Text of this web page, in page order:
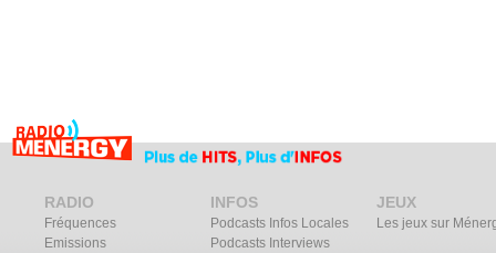
RADIO
Fréquences
Emissions
INFOS
Podcasts Infos Locales
Podcasts Interviews
JEUX
Les jeux sur